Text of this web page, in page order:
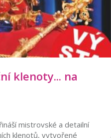
klenoty... na
mistrovské a detailní
klenotů, vytvořené